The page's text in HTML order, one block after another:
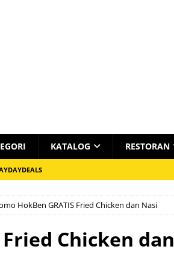
KATALOG RESTORAN
HokBen GRATIS Fried Chicken dan Nasi
Chicken dan